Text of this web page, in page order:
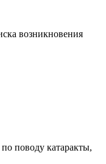
возникновения
поводу катаракты,